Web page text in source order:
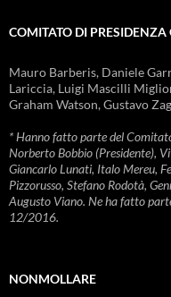
COMITATO DI
Mauro Barberis, Daniele
Lariccia, Luigi Mascilli
Graham Watson, Gustavo
* Hanno fatto parte del
Norberto Bobbio (Presidente),
Giancarlo Lunati, Italo Mereu,
Pizzorusso, Stefano Rodotà,
Augusto Viano. Ne ha fatto
12/2016.
NONMOLLARE